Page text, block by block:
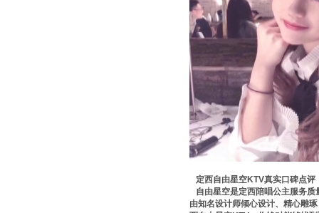
定西自由星空KTV真实口碑点评
自由星空是定西陪唱公主服务
由知名设计师倾心设计、精心雕